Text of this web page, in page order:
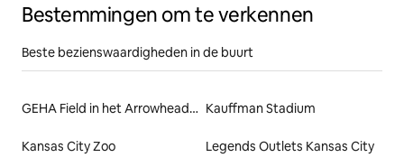
Bestemmingen om te verkennen
Beste bezienswaardigheden in de buurt
GEHA Field in het Arrowhead Stadium Kauffman Stadium
Kansas City Zoo Legends Outlets Kansas City